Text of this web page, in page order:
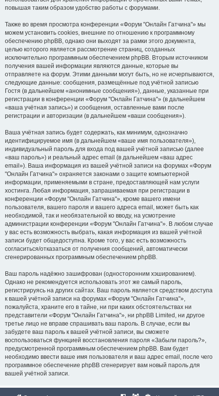
повышая таким образом удобство работы с форумами.
Также во время просмотра конференции «Форум "Онлайн Гатчина"» мы
можем установить cookies, внешние по отношению к программному
обеспечению phpBB, однако они выходят за рамки этого документа,
целью которого является рассмотрение страниц, созданных
исключительно программным обеспечением phpBB. Вторым источником
получения вашей информации являются данные, которые вы
отправляете на форум. Этими данными могут быть, но не исчерпываются,
следующие данные: сообщения, размещённые под учётной записью
Гостя (в дальнейшем «анонимные сообщения»), данные, указанные при
регистрации в конференции «Форум "Онлайн Гатчина"» (в дальнейшем
«ваша учётная запись») и сообщения, оставленные вами после
регистрации и авторизации (в дальнейшем «ваши сообщения»).
Ваша учётная запись будет содержать, как минимум, однозначно
идентифицируемое имя (в дальнейшем «ваше имя пользователя»),
индивидуальный пароль для входа под вашей учётной записью (далее
«ваш пароль») и реальный адрес email (в дальнейшем «ваш адрес
email»). Ваша информация из вашей учётной записи на форумах «Форум
"Онлайн Гатчина"» охраняется законами о защите компьютерной
информации, применяемыми в стране, предоставляющей нам услуги
хостинга. Любая информация, запрашиваемая при регистрации в
конференции «Форум "Онлайн Гатчина"», кроме вашего имени
пользователя, вашего пароля и вашего адреса email, может быть как
необходимой, так и необязательной ко вводу, на усмотрение
администрации конференции «Форум "Онлайн Гатчина"». В любом случае
у вас есть возможность выбрать, какая информация из вашей учётной
записи будет общедоступна. Кроме того, у вас есть возможность
согласиться/отказаться от получения сообщений, автоматически
сгенерированных программным обеспечением phpBB.
Ваш пароль надёжно зашифрован (односторонним хэшированием).
Однако не рекомендуется использовать этот же самый пароль,
регистрируясь на других сайтах. Ваш пароль является средством доступа
к вашей учётной записи на форумах «Форум "Онлайн Гатчина"»,
пожалуйста, храните его в тайне, ни при каких обстоятельствах ни
представители «Форум "Онлайн Гатчина"», ни phpBB Limited, ни другое
третье лицо не вправе спрашивать ваш пароль. В случае, если вы
забудете ваш пароль к вашей учётной записи, вы сможете
воспользоваться функцией восстановления пароля «Забыли пароль?»,
предусмотренной программным обеспечением phpBB. Вам будет
необходимо ввести ваше имя пользователя и ваш адрес email, после чего
программное обеспечение phpBB сгенерирует вам новый пароль для
вашей учётной записи.